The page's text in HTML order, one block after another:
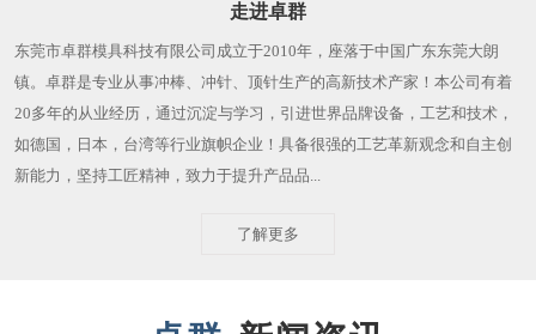
走进卓群
东莞市卓群模具科技有限公司成立于2010年，座落于中国广东东莞大朗
镇。卓群是专业从事冲棒、冲针、顶针生产的高新技术产家！本公司有着
20多年的从业经历，通过沉淀与学习，引进世界品牌设备，工艺和技术，
如德国，日本，台湾等行业旗帜企业！具备很强的工艺革新观念和自主创
新能力，坚持工匠精神，致力于提升产品品...
了解更多